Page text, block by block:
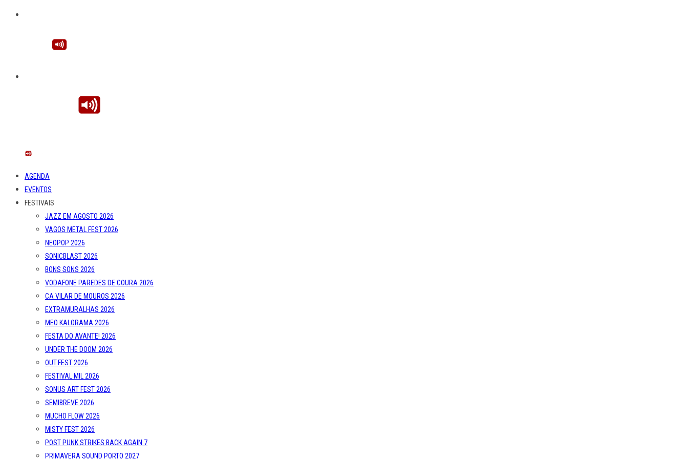
AGENDA
EVENTOS
FESTIVAIS
JAZZ EM AGOSTO 2026
VAGOS METAL FEST 2026
NEOPOP 2026
SONICBLAST 2026
BONS SONS 2026
VODAFONE PAREDES DE COURA 2026
CA VILAR DE MOUROS 2026
EXTRAMURALHAS 2026
MEO KALORAMA 2026
FESTA DO AVANTE! 2026
UNDER THE DOOM 2026
OUT.FEST 2026
FESTIVAL MIL 2026
SONUS ART FEST 2026
SEMIBREVE 2026
MUCHO FLOW 2026
MISTY FEST 2026
POST PUNK STRIKES BACK AGAIN 7
PRIMAVERA SOUND PORTO 2027